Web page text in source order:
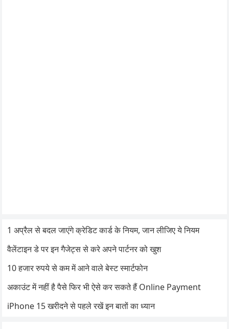
1 अप्रैल से बदल जाएंगे क्रेडिट कार्ड के नियम, जान लीजिए ये नियम
वैलेंटाइन डे पर इन गैजेट्स से करे अपने पार्टनर को खुश
10 हजार रुपये से कम में आने वाले बेस्ट स्मार्टफोन
अकाउंट में नहीं है पैसे फिर भी ऐसे कर सकते हैं Online Payment
iPhone 15 खरीदने से पहले रखें इन बातों का ध्यान